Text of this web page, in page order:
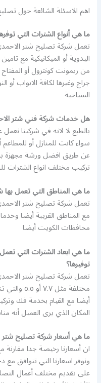
اهم الاسئلة الشائعة حول
ما هي أنواع الشترات التي
تعمل شركة تصليح شتر
اليدوية أو الميكانيكية مع
من ريمونت كونترول أو
جراج وغيرها لكافة الابواب أو
السياحية
هل خدمات شركة فني شتر
بالطبع لا لانه في شركتنا
سواء كانت للمنازل أو
عن طريق افضل ورشة مجهزة
تركيب مختلف انواع الشترات
ما هي المناطق التي تعمل
تعمل شركة تصليح شتر
مع المناطق القريبة أيضا
محافظات الكويت أيضا
ما هي ابعاد الشترات التي
توفيرها؟
تعمل شركة تصليح شتر
مختلفة
أيضا مع القيام بخدمة فك
المكان الذي يرى العميل أنه
ما هي أسعار شركة تصليح
ان أسعارنا رخيصة جدا
ونوفر اسعارنا التي تتوافق
على تقديم مختلف أعمال